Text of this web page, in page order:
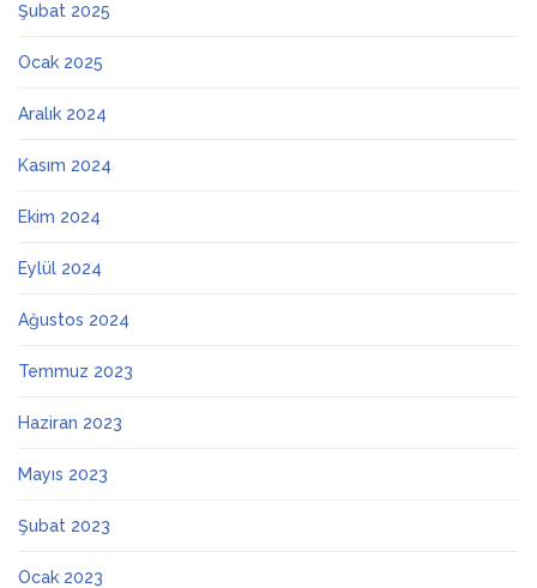
Şubat 2025
Ocak 2025
Aralık 2024
Kasım 2024
Ekim 2024
Eylül 2024
Ağustos 2024
Temmuz 2023
Haziran 2023
Mayıs 2023
Şubat 2023
Ocak 2023